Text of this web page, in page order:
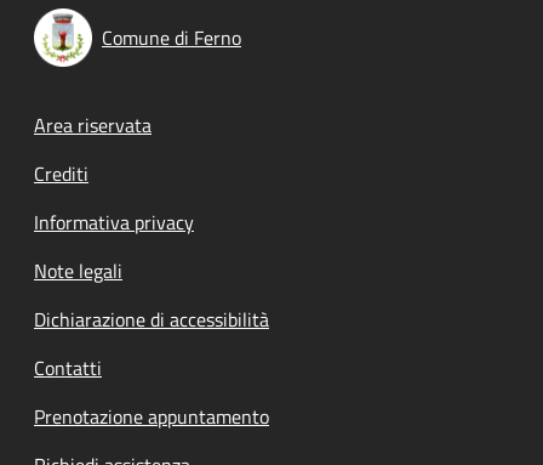
Comune di Ferno
Footer menu
Area riservata
Crediti
Informativa privacy
Note legali
Dichiarazione di accessibilità
Contatti
Prenotazione appuntamento